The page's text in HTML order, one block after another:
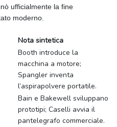
ufficialmente la fine
moderno.
Nota sintetica
Booth introduce la
macchina a motore;
Spangler inventa
l’aspirapolvere portatile.
Bain e Bakewell sviluppano
prototipi; Caselli avvia il
pantelegrafo commerciale.